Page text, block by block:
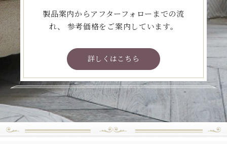
製品案内からアフターフォローまでの流
れ、
参考価格をご案内しています。
詳しくはこちら